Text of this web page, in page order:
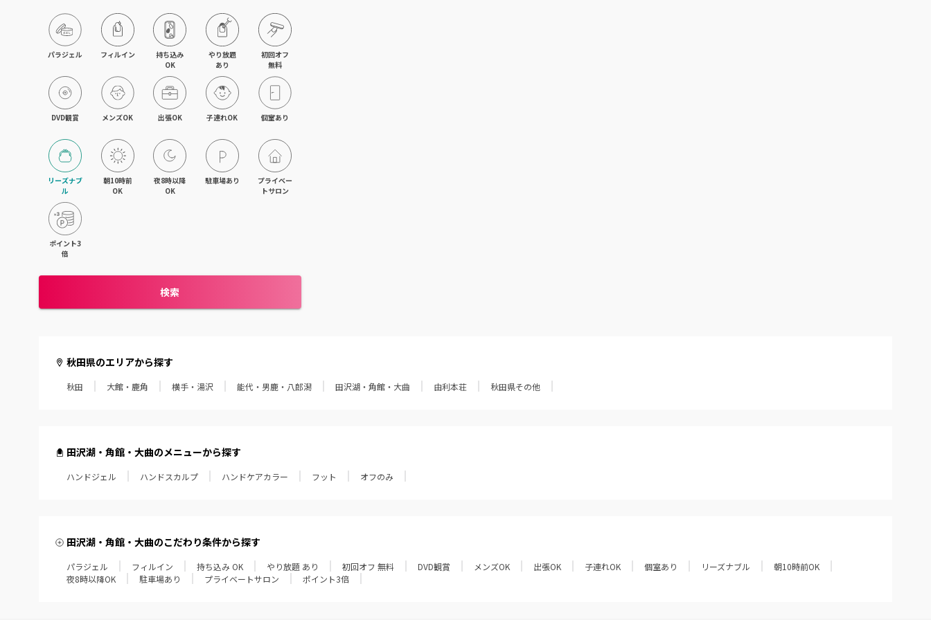
パラジェル フィルイン
持ち込み
OK
やり放題
あり
初回オフ
無料
DVD観賞 メンズOK 出張OK 子連れOK 個室あり
リーズナブ
ル
朝10時前
OK
夜8時以降
OK
駐車場あり
プライベー
トサロン
ポイント3
倍
検索
秋田県のエリアから探す
秋田 大館・鹿角 横手・湯沢 能代・男鹿・八郎潟 田沢湖・角館・大曲 由利本荘 秋田県その他
田沢湖・角館・大曲のメニューから探す
ハンドジェル ハンドスカルプ ハンドケアカラー フット オフのみ
田沢湖・角館・大曲のこだわり条件から探す
パラジェル フィルイン 持ち込み OK やり放題 あり 初回オフ 無料 DVD観賞 メンズOK 出張OK 子連れOK 個室あり リーズナブル
朝10時前OK
夜8時以降OK
駐車場あり プライベートサロン ポイント3倍